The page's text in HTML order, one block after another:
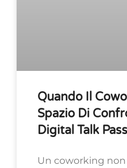
Quando Il
Spazio Di
Digital Talk
Un coworking